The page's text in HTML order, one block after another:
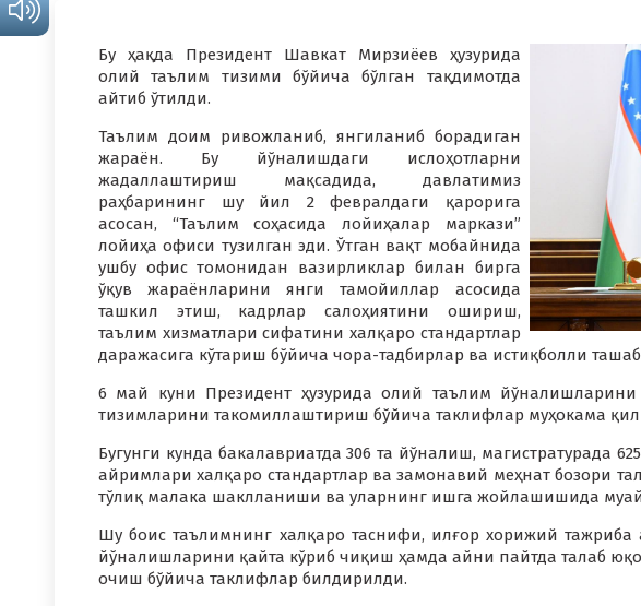
Бу ҳақда Президент Шавкат Мирзиёев ҳузурида
олий таълим тизими бўйича бўлган тақдимотда
айтиб ўтилди.
Таълим доим ривожланиб, янгиланиб борадиган
жараён. Бу йўналишдаги ислоҳотларни
жадаллаштириш мақсадида, давлатимиз
раҳбарининг шу йил 2 февралдаги қарорига
асосан, “Таълим соҳасида лойиҳалар маркази”
лойиҳа офиси тузилган эди. Ўтган вақт мобайнида
ушбу офис томонидан вазирликлар билан бирга
ўқув жараёнларини янги тамойиллар асосида
ташкил этиш, кадрлар салоҳиятини ошириш,
таълим хизматлари сифатини халқаро стандартлар
даражасига кўтариш бўйича чора-тадбирлар ва истиқболли
6 май куни Президент ҳузурида олий таълим
тизимларини такомиллаштириш бўйича таклифлар муҳокама
Бугунги кунда бакалавриатда 306 та йўналиш, магистратурада
айримлари халқаро стандартлар ва замонавий меҳнат бозори
тўлиқ малака шаклланиши ва уларнинг ишга жойлашишида
Шу боис таълимнинг халқаро таснифи, илғор хорижий тажриба
йўналишларини қайта кўриб чиқиш ҳамда айни пайтда талаб
очиш бўйича таклифлар билдирилди.